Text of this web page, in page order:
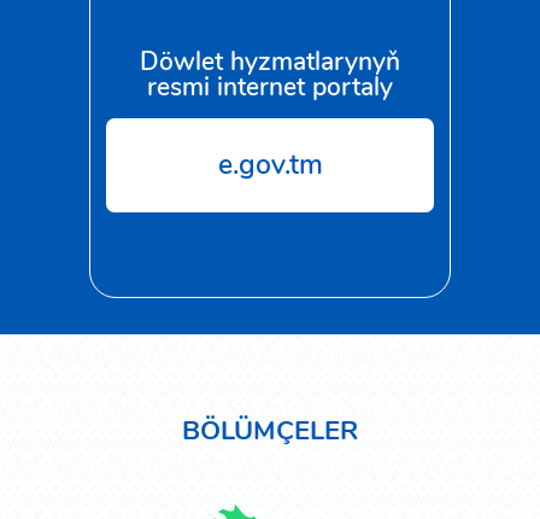
Döwlet hyzmatlarynyň
resmi internet portaly
e.gov.tm
BÖLÜMÇELER